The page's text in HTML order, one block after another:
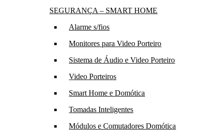
SEGURANÇA – SMART HOME
Alarme s/fios
Monitores para Video Porteiro
Sistema de Áudio e Video Porteiro
Video Porteiros
Smart Home e Domótica
Tomadas Inteligentes
Módulos e Comutadores Domótica